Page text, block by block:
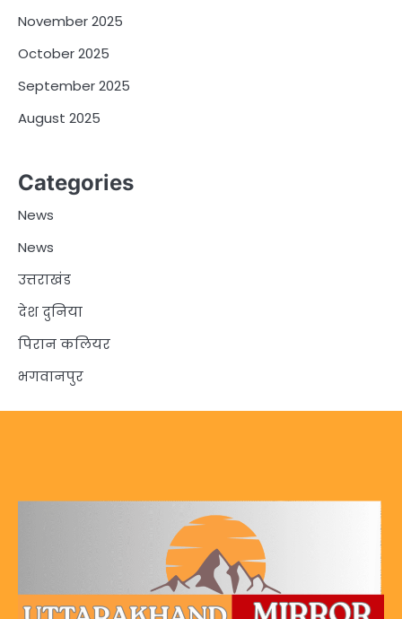
November 2025
October 2025
September 2025
August 2025
Categories
News
News
उत्तराखंड
देश दुनिया
पिरान कलियर
भगवानपुर